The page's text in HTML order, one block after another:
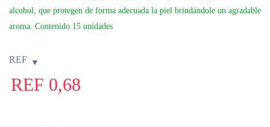
alcohol, que protegen de forma adecuada la piel brindándole un agradable
aroma. Contenido 15 unidades
REF
REF 0,68